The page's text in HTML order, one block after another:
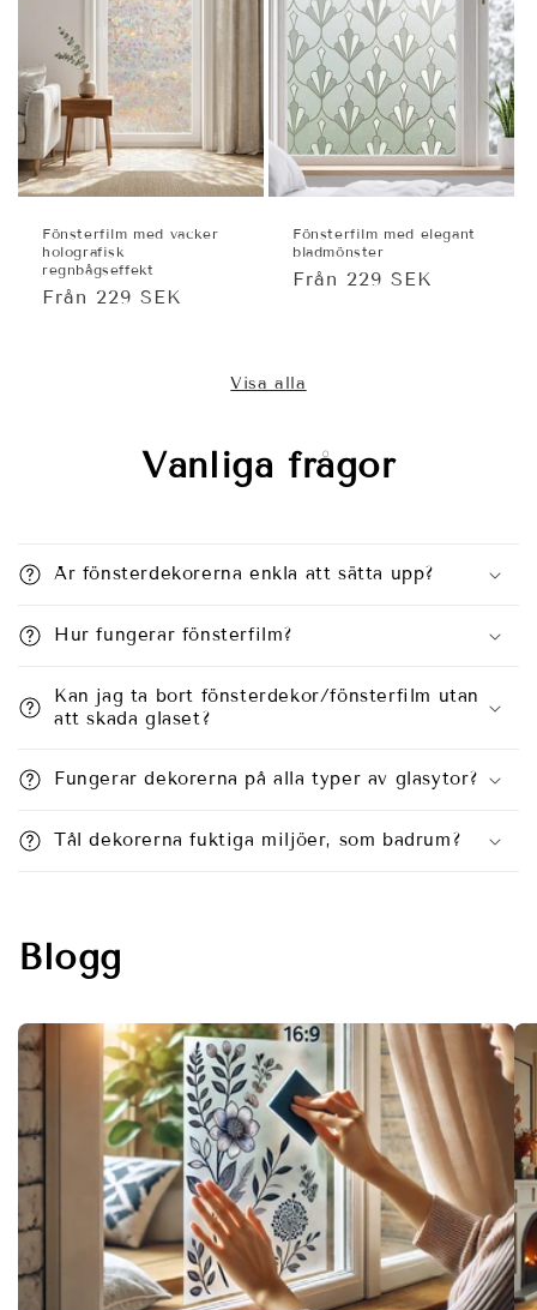
Fönsterfilm med vacker
holografisk
regnbågseffekt
Ordinarie
Från 229 SEK
Fönsterfilm med elegant
bladmönster
Ordinarie
Från 229 SEK
Visa alla
Vanliga frågor
Är fönsterdekorerna enkla att sätta upp?
Hur fungerar fönsterfilm?
Kan jag ta bort fönsterdekor/fönsterfilm utan
att skada glaset?
Fungerar dekorerna på alla typer av glasytor?
Tål dekorerna fuktiga miljöer, som badrum?
Blogg